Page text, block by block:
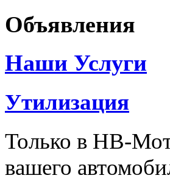
Объявления
Наши Услуги
Утилизация
Только в НВ-
вашего